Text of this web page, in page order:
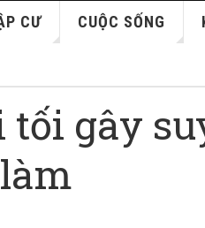
CƯ CUỘC SỐNG
gây